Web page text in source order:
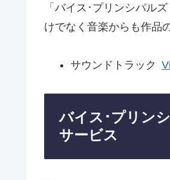
「バイス･プリンシパル
けでなく音楽からも作品
サウンドトラック
バイス･プリン
サービス